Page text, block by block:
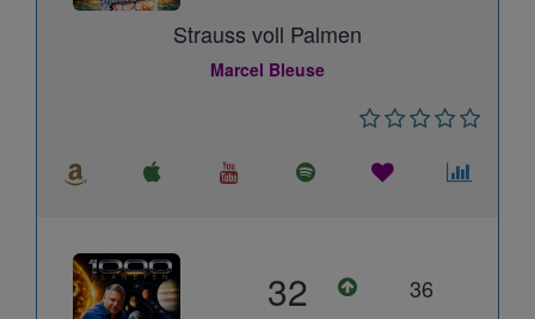
Strauss voll Palmen
Marcel Bleuse
32 36